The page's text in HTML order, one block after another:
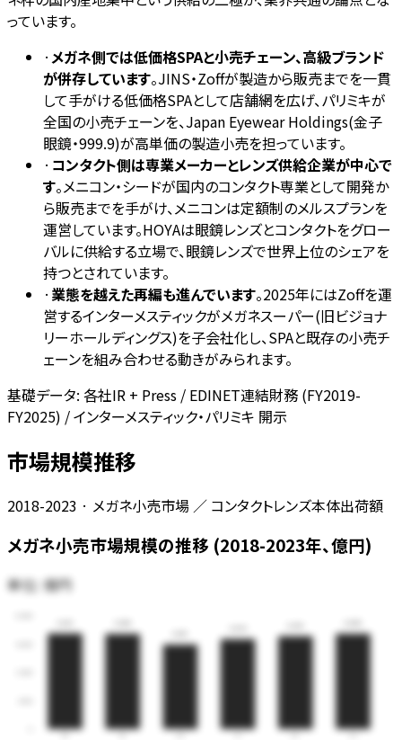
っています。
·メガネ側では低価格SPAと小売チェーン、高級ブランド
が併存しています。JINS・Zoffが製造から販売までを一貫
して手がける低価格SPAとして店舗網を広げ、パリミキが
全国の小売チェーンを、Japan Eyewear Holdings(金子
眼鏡・999.9)が高単価の製造小売を担っています。
· コンタクト側は専業メーカーとレンズ供給企業が中心で
す。メニコン・シードが国内のコンタクト専業として開発か
ら販売までを手がけ、メニコンは定額制のメルスプランを
運営しています。HOYAは眼鏡レンズとコンタクトをグロー
バルに供給する立場で、眼鏡レンズで世界上位のシェアを
持つとされています。
· 業態を越えた再編も進んでいます。2025年にはZoffを運
営するインターメスティックがメガネスーパー(旧ビジョナ
リーホールディングス)を子会社化し、SPAと既存の小売チ
ェーンを組み合わせる動きがみられます。
基礎データ: 各社IR + Press / EDINET連結財務 (FY2019-
FY2025) / インターメスティック・パリミキ 開示
市場規模推移
2018-2023 · メガネ小売市場 ／ コンタクトレンズ本体出荷額
メガネ小売市場規模の推移 (2018-2023年、億円)
単位:億円
18 19 20 21 22 23